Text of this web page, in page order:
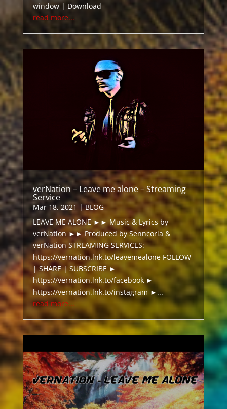
window | Download
read more...
verNation – Leave me alone – Streaming
Service
Mar 18, 2021 |BLOG
LEAVE ME ALONE ►► Music & Lyrics by
verNation ►► Produced by Senncoria &
verNation STREAMING SERVICES:
https://vernation.lnk.to/leavemealone FOLLOW
| SHARE | SUBSCRIBE ►
https://vernation.lnk.to/facebook ►
https://vernation.lnk.to/instagram ►...
read more...